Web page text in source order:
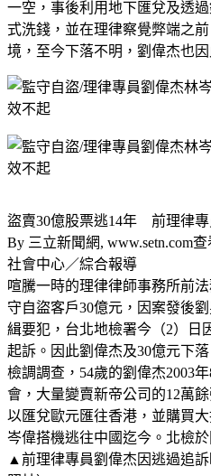
一空，事後利用地下匯兌及透
式洗錢，並在理律察覺弊端之
境，至今下落不明，劉偉杰也
盜賣30億股票逃14年 前理律
By 三立新聞網, www.setn.com
社會中心／綜合報導
喧騰一時的理律律師事務所前
守自盜客戶30億元，因案發後
緝要犯，台北地檢署今（2）日
起訴。因此劉偉杰及30億元下落
檢調調查，54歲的劉偉杰2003
會，大量變賣新帝公司的12萬
以匯兌歐元匯往香港，並購買
岑偉搭機逃往中國迄今。北檢
▲前理律專員劉偉杰因逃過追